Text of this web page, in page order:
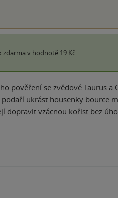
zdarma v hodnotě 19 Kč
pověření se zvědové Taurus
ukrást housenky bource
dopravit vzácnou kořist bez